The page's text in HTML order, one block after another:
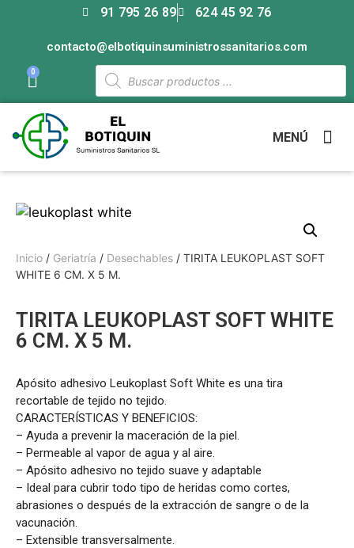
91 795 26 89 624 45 92 76
contacto@elbotiquinsuministrossanitarios.com
0
MENÚ
Inicio / Geriatría / Desechables / TIRITA LEUKOPLAST SOFT
WHITE 6 CM. X 5 M.
TIRITA LEUKOPLAST SOFT WHITE
6 CM. X 5 M.
Apósito adhesivo Leukoplast Soft White es una tira
recortable de tejido no tejido.
CARACTERÍSTICAS Y BENEFICIOS:
– Ayuda a prevenir la maceración de la piel.
– Permeable al vapor de agua y al aire.
– Apósito adhesivo no tejido suave y adaptable
– Ideal para cubrir todo tipo de heridas como cortes,
abrasiones o después de la extracción de sangre o de la
vacunación.
– Extensible transversalmente.